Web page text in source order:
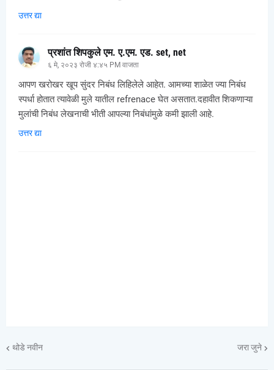
उत्तर द्या
प्रशांत शिपकुले एम. ए.एम. एड. set, net
६ मे, २०२३ रोजी ४:४५ PM वाजता
आपण खरोखर खूप सुंदर निबंध लिहिलेले आहेत. आमच्या शाळेत ज्या निबंध
स्पर्धा होतात त्यावेळी मुले यातील refrenace घेत असतात.दहावीत शिकणाऱ्या
मुलांची निबंध लेखनाची भीती आपल्या निबंधांमुळे कमी झाली आहे.
उत्तर द्या
थोडे नवीन जरा जुने